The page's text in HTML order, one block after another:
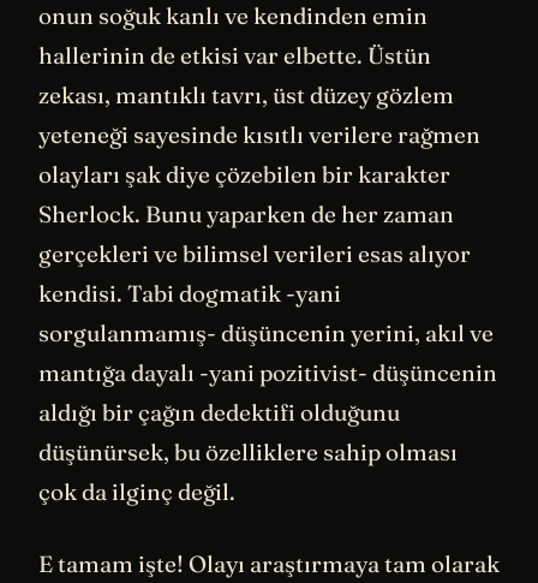
onun soğuk kanlı ve kendinden emin
hallerinin de etkisi var elbette. Üstün
zekası, mantıklı tavrı, üst düzey gözlem
yeteneği sayesinde kısıtlı verilere rağmen
olayları şak diye çözebilen bir karakter
Sherlock. Bunu yaparken de her zaman
gerçekleri ve bilimsel verileri esas alıyor
kendisi. Tabi dogmatik -yani
sorgulanmamış- düşüncenin yerini, akıl ve
mantığa dayalı -yani pozitivist- düşüncenin
aldığı bir çağın dedektifi olduğunu
düşünürsek, bu özelliklere sahip olması
çok da ilginç değil.
E tamam işte! Olayı araştırmaya tam olarak